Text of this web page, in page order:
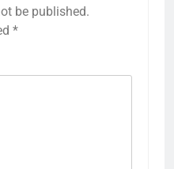
be published.
*